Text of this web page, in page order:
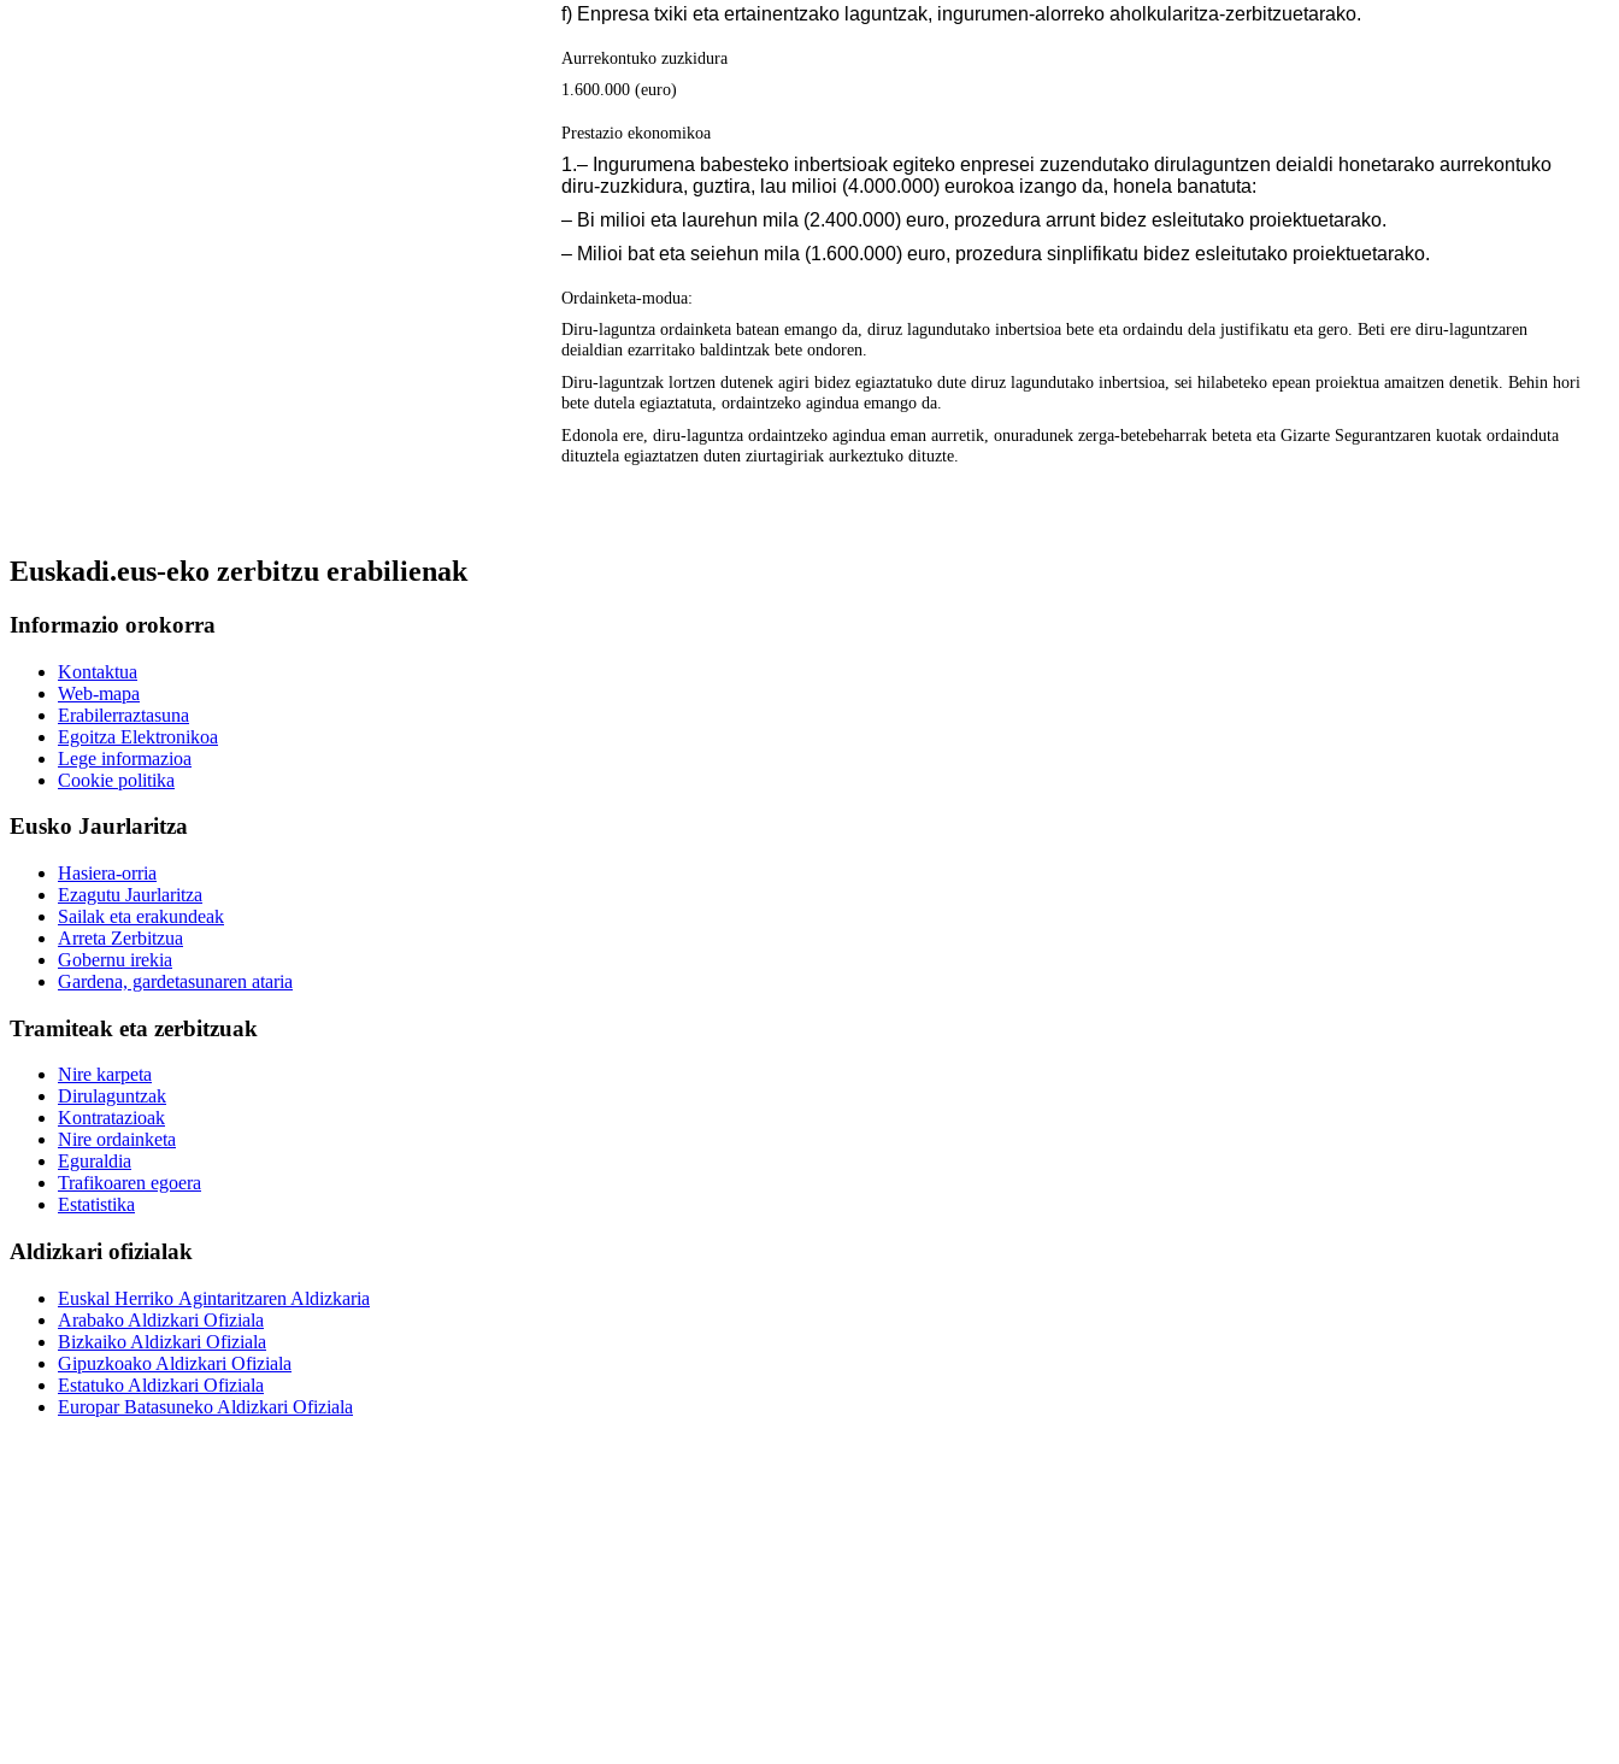
f) Enpresa txiki eta ertainentzako laguntzak, ingurumen-alorreko aholkularitza-zerbitzuetarako.
Aurrekontuko zuzkidura
1.600.000 (euro)
Prestazio ekonomikoa
1.– Ingurumena babesteko inbertsioak egiteko enpresei zuzendutako dirulaguntzen deialdi honetarako aurrekontuko
diru-zuzkidura, guztira, lau milioi (4.000.000) eurokoa izango da, honela banatuta:
– Bi milioi eta laurehun mila (2.400.000) euro, prozedura arrunt bidez esleitutako proiektuetarako.
– Milioi bat eta seiehun mila (1.600.000) euro, prozedura sinplifikatu bidez esleitutako proiektuetarako.
Ordainketa-modua:
Diru-laguntza ordainketa batean emango da, diruz lagundutako inbertsioa bete eta ordaindu dela justifikatu eta gero. Beti ere diru-laguntzaren
deialdian ezarritako baldintzak bete ondoren.
Diru-laguntzak lortzen dutenek agiri bidez egiaztatuko dute diruz lagundutako inbertsioa, sei hilabeteko epean proiektua amaitzen denetik. Behin hori
bete dutela egiaztatuta, ordaintzeko agindua emango da.
Edonola ere, diru-laguntza ordaintzeko agindua eman aurretik, onuradunek zerga-betebeharrak beteta eta Gizarte Segurantzaren kuotak ordainduta
dituztela egiaztatzen duten ziurtagiriak aurkeztuko dituzte.
Euskadi.eus-eko zerbitzu erabilienak
Informazio orokorra
Kontaktua
Web-mapa
Erabilerraztasuna
Egoitza Elektronikoa
Lege informazioa
Cookie politika
Eusko Jaurlaritza
Hasiera-orria
Ezagutu Jaurlaritza
Sailak eta erakundeak
Arreta Zerbitzua
Gobernu irekia
Gardena, gardetasunaren ataria
Tramiteak eta zerbitzuak
Nire karpeta
Dirulaguntzak
Kontratazioak
Nire ordainketa
Eguraldia
Trafikoaren egoera
Estatistika
Aldizkari ofizialak
Euskal Herriko Agintaritzaren Aldizkaria
Arabako Aldizkari Ofiziala
Bizkaiko Aldizkari Ofiziala
Gipuzkoako Aldizkari Ofiziala
Estatuko Aldizkari Ofiziala
Europar Batasuneko Aldizkari Ofiziala